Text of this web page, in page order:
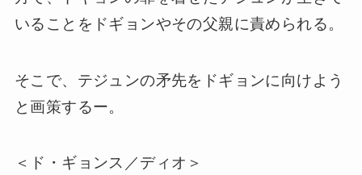
いることをドギョンやその父親に責められる。
そこで、テジュンの矛先をドギョンに向けよう
と画策するー。
＜ド・ギョンス／ディオ＞